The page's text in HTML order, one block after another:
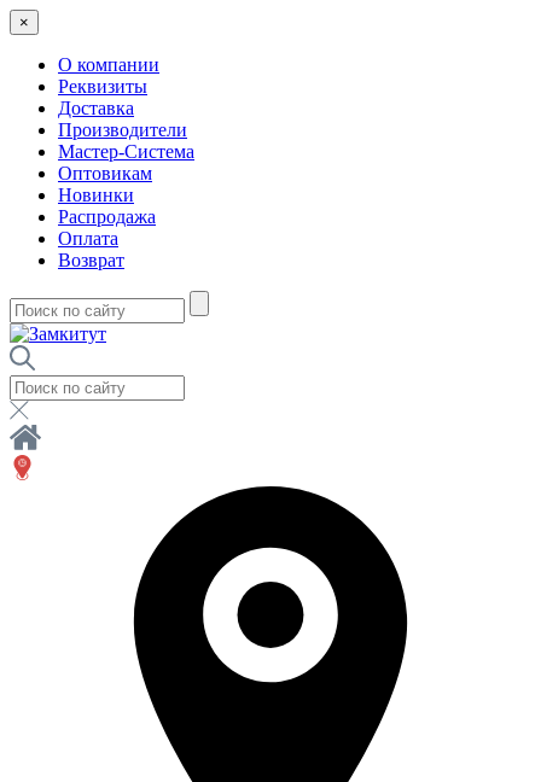
×
О компании
Реквизиты
Доставка
Производители
Мастер-Система
Оптовикам
Новинки
Распродажа
Оплата
Возврат